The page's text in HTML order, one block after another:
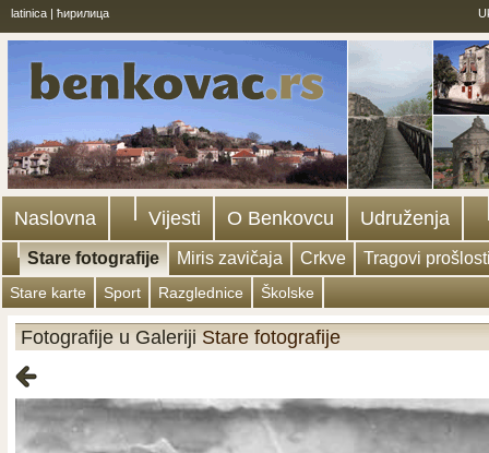
latinica | ћирилица
Naslovna Vijesti O Benkovcu Udruženja
Stare fotografije Miris zavičaja Crkve Tragovi
Stare karte Sport Razglednice Školske
Fotografije u Galeriji Stare fotografije